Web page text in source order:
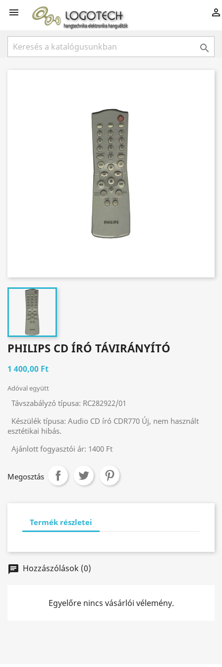
 

PHILIPS CD ÍRÓ TÁVIRÁNYÍTÓ
1 400,00 Ft
Adóval együtt
Távszabályzó típusa: RC282922/01
Készülék típusa: Audio CD író CDR770 Új, nem használt
esztétikai hibás.
Ajánlott fogyasztói ár: 1400 Ft
Megosztás
Termék részletei
chat Hozzászólások (0)
Egyelőre nincs vásárlói vélemény.